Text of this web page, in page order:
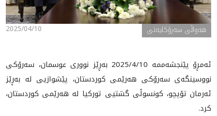
2025/04/10 ھەواڵی سەرۆکایەتی
ئەمڕۆ پێنجشەممە 2025/4/10 بەڕێز نووری عوسمان، سەرۆکی
نووسینگەی سەرۆکی هەرێمی کوردستان، پێشوازیی لە بەڕێز
ئەرمان تۆپچو، کونسوڵی گشتیی تورکیا لە هەرێمی کوردستان،
کرد.